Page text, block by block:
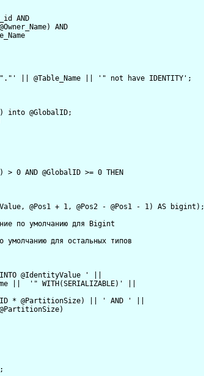
AND
AND
|| @Table_Name || '" not have IDENTITY';
into @GlobalID;
> 0 AND @GlobalID >= 0 THEN
@Pos1 + 1, @Pos2 - @Pos1 - 1) AS bigint);
по умолчанию для Bigint
умолчанию для остальных типов
@IdentityValue ' ||
||  '" WITH(SERIALIZABLE)' ||
* @PartitionSize) || ' AND ' ||